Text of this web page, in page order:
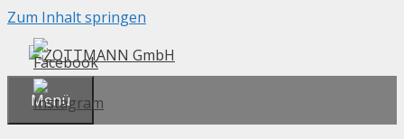
Zum Inhalt springen
Menü